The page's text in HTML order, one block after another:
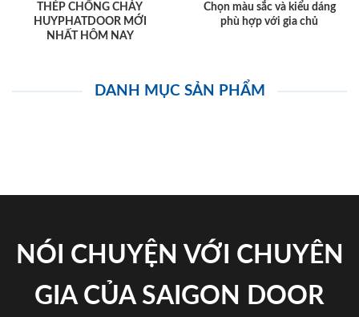
THÉP CHỐNG CHÁY
HUYPHATDOOR MỚI
NHẤT HÔM NAY
Chọn màu sắc và kiểu dáng
phù hợp với gia chủ
DANH MỤC SẢN PHẨM
NÓI CHUYỆN VỚI CHUYÊN
GIA CỦA SAIGON DOOR